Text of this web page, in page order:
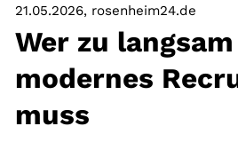
21.05.2026 rosenheim24.de
Wer zu
modernes
muss